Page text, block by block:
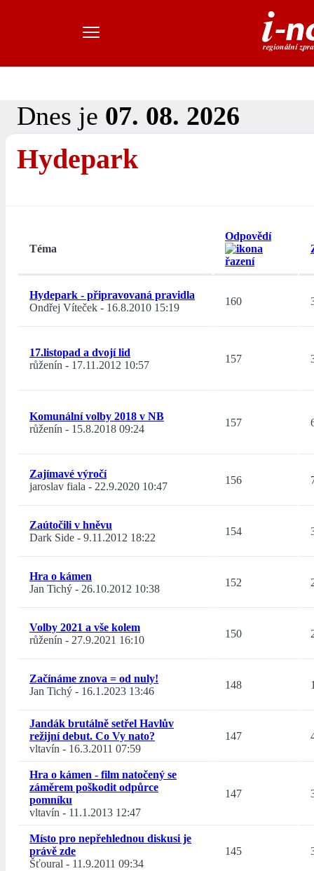
Dnes je 07. 08. 2026
Hydepark
Téma
Odpovědí
Hydepark - připravovaná pravidla
Ondřej Víteček - 16.8.2010 15:19
160
17.listopad a dvojí lid
růženín - 17.11.2012 10:57
157
Komunální volby 2018 v NB
růženín - 15.8.2018 09:24
157
Zajímavé výročí
jaroslav fiala - 22.9.2020 10:47
156
Zaútočili v hněvu
Dark Side - 9.11.2012 18:22
154
Hra o kámen
Jan Tichý - 26.10.2012 10:38
152
Volby 2021 a vše kolem
růženín - 27.9.2021 16:10
150
Začínáme znova = od nuly!
Jan Tichý - 16.1.2023 13:46
148
Jandák brutálně setřel Havlův
režijní debut. Co Vy nato?
vltavín - 16.3.2011 07:59
147
Hra o kámen - film natočený se
záměrem poškodit odpůrce
pomníku
vltavín - 11.1.2013 12:47
147
Místo pro nepřehlednou diskusi je
právě zde
Šťoural - 11.9.2011 09:34
145